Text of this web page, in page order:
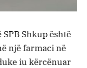
Shkup është
një farmaci në
iu kërcënuar